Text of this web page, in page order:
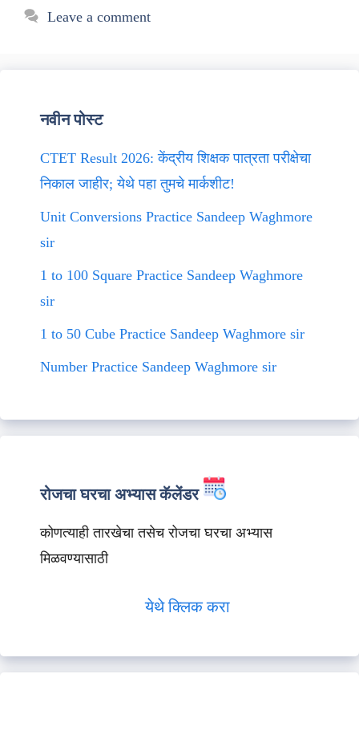
Leave a comment
नवीन पोस्ट
CTET Result 2026: केंद्रीय शिक्षक पात्रता परीक्षेचा
निकाल जाहीर; येथे पहा तुमचे मार्कशीट!
Unit Conversions Practice Sandeep Waghmore
sir
1 to 100 Square Practice Sandeep Waghmore
sir
1 to 50 Cube Practice Sandeep Waghmore sir
Number Practice Sandeep Waghmore sir
रोजचा घरचा अभ्यास कॅलेंडर
कोणत्याही तारखेचा तसेच रोजचा घरचा अभ्यास
मिळवण्यासाठी
येथे क्लिक करा